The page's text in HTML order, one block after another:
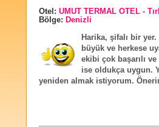
Otel: UMUT TERMAL OTEL -
Bölge: Denizli
Harika, şifalı bir
büyük ve herkese
ekibi çok başarılı
ise oldukça uygun.
yeniden almak istiyorum.